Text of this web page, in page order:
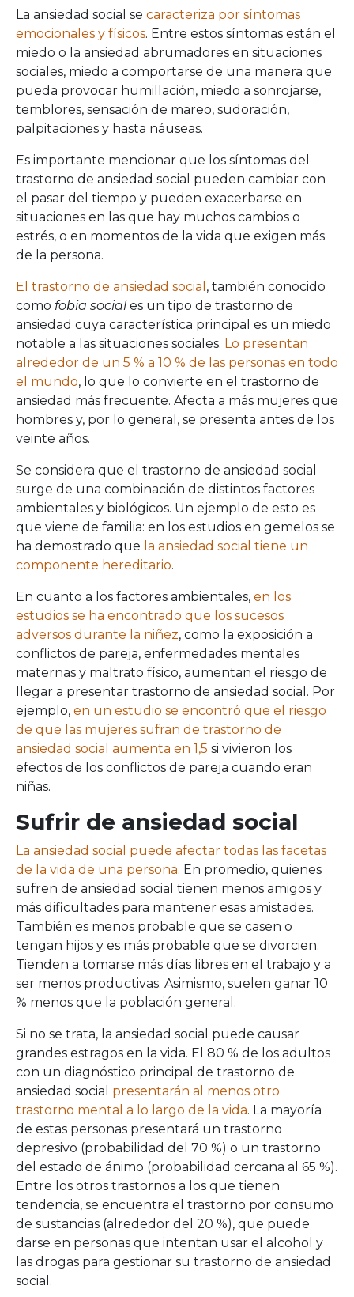
La ansiedad social se caracteriza por síntomas
emocionales y físicos. Entre estos síntomas están el
miedo o la ansiedad abrumadores en situaciones
sociales, miedo a comportarse de una manera que
pueda provocar humillación, miedo a sonrojarse,
temblores, sensación de mareo, sudoración,
palpitaciones y hasta náuseas.
Es importante mencionar que los síntomas del
trastorno de ansiedad social pueden cambiar con
el pasar del tiempo y pueden exacerbarse en
situaciones en las que hay muchos cambios o
estrés, o en momentos de la vida que exigen más
de la persona.
El trastorno de ansiedad social , también conocido
como fobia sociales un tipo de trastorno de
ansiedad cuya característica principal es un miedo
notable a las situaciones sociales. Lo presentan
alrededor de un 5 % a 10 % de las personas en todo
el mundo, lo que lo convierte en el trastorno de
ansiedad más frecuente. Afecta a más mujeres que
hombres y, por lo general, se presenta antes de los
veinte años.
Se considera que el trastorno de ansiedad social
surge de una combinación de distintos factores
ambientales y biológicos. Un ejemplo de esto es
que viene de familia: en los estudios en gemelos se
ha demostrado que la ansiedad social tiene un
componente hereditario.
En cuanto a los factores ambientales, en los
estudios se ha encontrado que los sucesos
adversos durante la niñez, como la exposición a
conflictos de pareja, enfermedades mentales
maternas y maltrato físico, aumentan el riesgo de
llegar a presentar trastorno de ansiedad social. Por
ejemplo, en un estudio se encontró que el riesgo
de que las mujeres sufran de trastorno de
ansiedad social aumenta en 1,5 si vivieron los
efectos de los conflictos de pareja cuando eran
niñas.
Sufrir de ansiedad social
La ansiedad social puede afectar todas las facetas
de la vida de una persona. En promedio, quienes
sufren de ansiedad social tienen menos amigos y
más dificultades para mantener esas amistades.
También es menos probable que se casen o
tengan hijos y es más probable que se divorcien.
Tienden a tomarse más días libres en el trabajo y a
ser menos productivas. Asimismo, suelen ganar 10
% menos que la población general.
Si no se trata, la ansiedad social puede causar
grandes estragos en la vida. El 80 % de los adultos
con un diagnóstico principal de trastorno de
ansiedad social presentarán al menos otro
trastorno mental a lo largo de la vida. La mayoría
de estas personas presentará un trastorno
depresivo (probabilidad del 70 %) o un trastorno
del estado de ánimo (probabilidad cercana al 65 %).
Entre los otros trastornos a los que tienen
tendencia, se encuentra el trastorno por consumo
de sustancias (alrededor del 20 %), que puede
darse en personas que intentan usar el alcohol y
las drogas para gestionar su trastorno de ansiedad
social.